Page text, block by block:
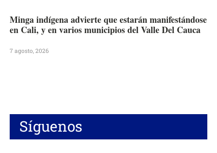
Minga indígena advierte que estarán manifestándose
en Cali, y en varios municipios del Valle Del Cauca
7 agosto, 2026
Síguenos